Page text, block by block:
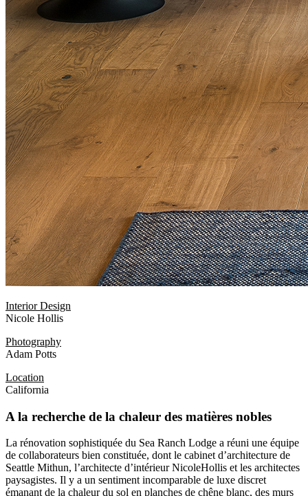
Interior Design
Nicole Hollis
Photography
Adam Potts
Location
California
A la recherche de la chaleur des matières nobles
La rénovation sophistiquée du Sea Ranch Lodge a réuni une équipe
de collaborateurs bien constituée, dont le cabinet d’architecture de
Seattle Mithun, l’architecte d’intérieur NicoleHollis et les architectes
paysagistes. Il y a un sentiment incomparable de luxe discret
émanant de la chaleur du sol en planches de chêne blanc, des murs